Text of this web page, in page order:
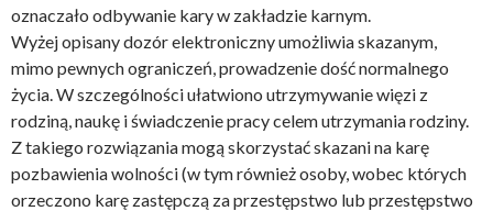
oznaczało odbywanie kary w zakładzie karnym.
Wyżej opisany dozór elektroniczny umożliwia skazanym,
mimo pewnych ograniczeń, prowadzenie dość normalnego
życia. W szczególności ułatwiono utrzymywanie więzi z
rodziną, naukę i świadczenie pracy celem utrzymania rodziny.
Z takiego rozwiązania mogą skorzystać skazani na karę
pozbawienia wolności (w tym również osoby, wobec których
orzeczono karę zastępczą za przestępstwo lub przestępstwo